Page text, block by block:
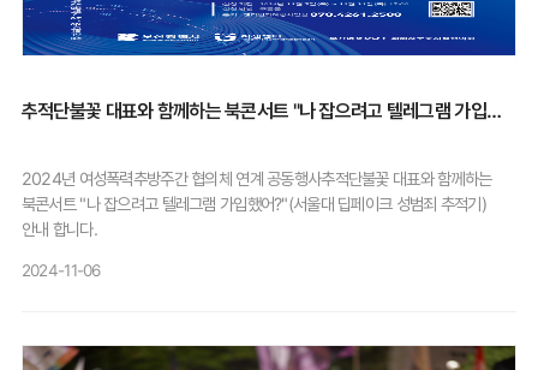
추적단불꽃 대표와 함께하는 북콘서트 "나 잡으려고 텔레그램 가입했어?"
2024년 여성폭력추방주간 협의체 연계 공동행사추적단불꽃 대표와 함께하는
북콘서트 "나 잡으려고 텔레그램 가입했어?"(서울대 딥페이크 성범죄 추적기)
안내 합니다.
2024-11-06